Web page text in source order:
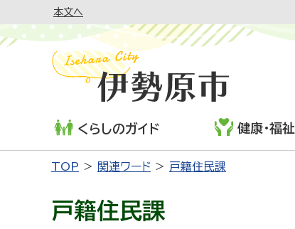
本文へ
くらしのガイド 健康・福祉
TOP 関連ワード 戸籍住民課
戸籍住民課